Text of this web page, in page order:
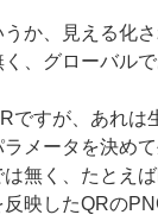
か、見える化
、グローバルで
ですが、あれは
メータを決めて
無く、たとえ
映したQRの